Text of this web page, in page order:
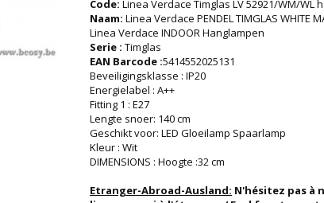
Code: Linea Verdace Timglas LV 52921/WM/WL
Naam: Linea Verdace PENDEL TIMGLAS WHITE
Linea Verdace INDOOR Hanglampen
Serie : Timglas
EAN Barcode :5414552025131
Beveiligingsklasse : IP20
Energielabel : A++
Fitting 1 : E27
Lengte snoer: 140 cm
Geschikt voor: LED Gloeilamp Spaarlamp
Kleur : Wit
DIMENSIONS : Hoogte :32 cm
Etranger-Abroad-Ausland: N'hésitez pas à